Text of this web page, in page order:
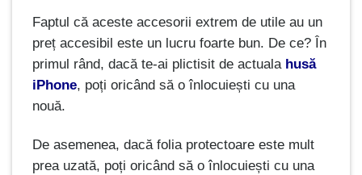
Faptul că aceste accesorii extrem de utile au un
preț accesibil este un lucru foarte bun. De ce? În
primul rând, dacă te-ai plictisit de actuala husă
iPhone, poți oricând să o înlocuiești cu una
nouă.
De asemenea, dacă folia protectoare este mult
prea uzată, poți oricând să o înlocuiești cu una